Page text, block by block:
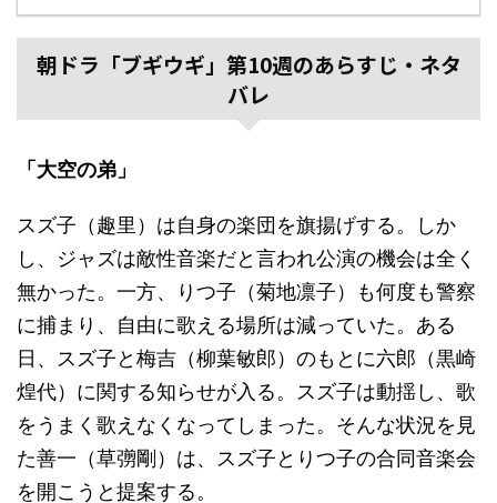
朝ドラ「ブギウギ」第10週のあらすじ・ネタ
バレ
「大空の弟」
スズ子（趣里）は自身の楽団を旗揚げする。しか
し、ジャズは敵性音楽だと言われ公演の機会は全く
無かった。一方、りつ子（菊地凛子）も何度も警察
に捕まり、自由に歌える場所は減っていた。ある
日、スズ子と梅吉（柳葉敏郎）のもとに六郎（黒崎
煌代）に関する知らせが入る。スズ子は動揺し、歌
をうまく歌えなくなってしまった。そんな状況を見
た善一（草彅剛）は、スズ子とりつ子の合同音楽会
を開こうと提案する。